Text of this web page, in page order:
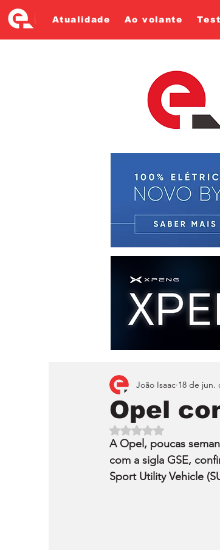
Atualidade Ao volante
Opel
João Isaac 18 de jun.
Avaliado com NaN de
A Opel, poucas
com a sigla GSE,
Sport Utility Vehicle